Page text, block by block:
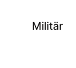
Militär